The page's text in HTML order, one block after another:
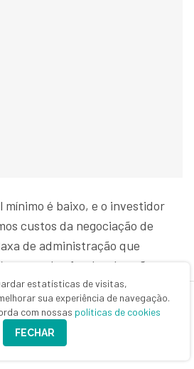
é baixo, e o investidor
custos da negociação de
de administração que
taxas dos fundos de ações que
no IDIV atualmente
dos setores financeiro -
estatísticas de visitas,
sua experiência de navegação.
com nossas políticas de cookies
FECHAR